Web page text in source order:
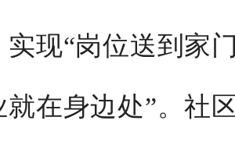
实现“岗位送到家
就在身边处”。社